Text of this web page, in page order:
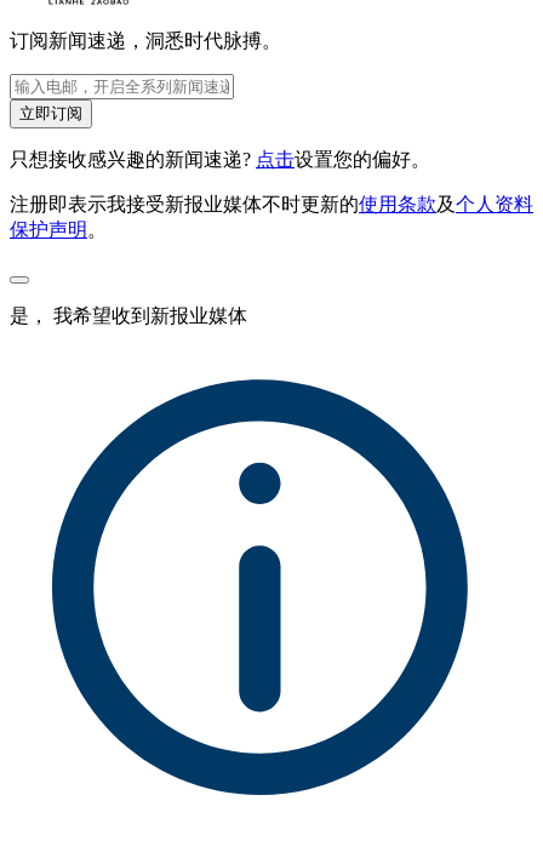
订阅新闻速递，洞悉时代脉搏。
立即订阅
只想接收感兴趣的新闻速递? 点击设置您的偏好。
注册即表示我接受新报业媒体不时更新的使用条款及个人资料
保护声明 。
是， 我希望收到新报业媒体